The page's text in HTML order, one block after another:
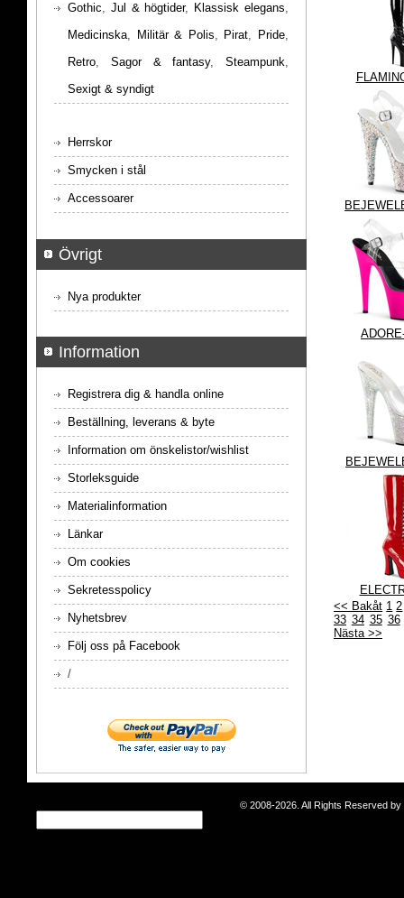
<< Bakåt 1 2
33 34 35 36
Nästa >>
Gothic, Jul & högtider, Klassisk elegans,
Medicinska, Militär & Polis, Pirat, Pride,
Retro, Sagor & fantasy, Steampunk,
Sexigt & syndigt
Herrskor
Smycken i stål
Accessoarer
Övrigt
Nya produkter
Information
Registrera dig & handla online
Beställning, leverans & byte
Information om önskelistor/wishlist
Storleksguide
Materialinformation
Länkar
Om cookies
Sekretesspolicy
Nyhetsbrev
Följ oss på Facebook
/
© 2008-2026. All Rights Reserved